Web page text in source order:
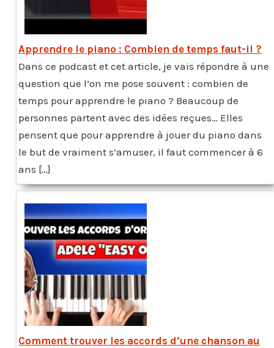
Apprendre le piano : Combien de temps faut-il ?
Dans ce podcast et cet article, je vais répondre à une
question que l’on me pose souvent : combien de
temps pour apprendre le piano ? Beaucoup de
personnes partent avec des idées reçues… Elles
pensent que pour apprendre à jouer du piano dans
le but de vraiment s’amuser, il faut commencer à 6
ans […]
Comment trouver les accords d’une chanson au